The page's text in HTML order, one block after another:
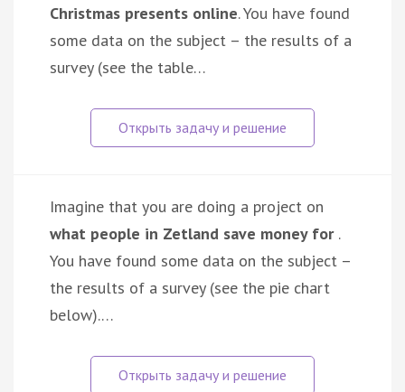
Christmas presents online. You have found
some data on the subject – the results of a
survey (see the table…
Imagine that you are doing a project on
what people in Zetland save money for .
You have found some data on the subject –
the results of a survey (see the pie chart
below).…